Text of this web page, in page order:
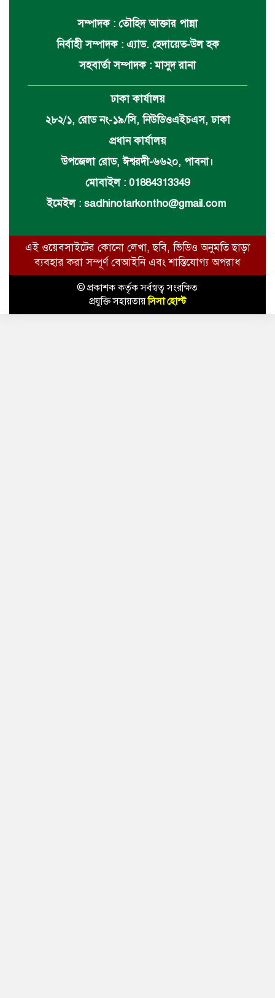
সম্পাদক : তৌহিদ আক্তার পান্না
নির্বাহী সম্পাদক : এ্যাড. হেদায়েত-উল হক
সহবার্তা সম্পাদক : মাসুদ রানা
ঢাকা কার্যালয়
২৮২/১, রোড নং-১৯/সি, নিউডিওএইচএস, ঢাকা
প্রধান কার্যালয়
উপজেলা রোড, ঈশ্বরদী-৬৬২০, পাবনা।
মোবাইল : 01884313349
ইমেইল : sadhinotarkontho@gmail.com
এই ওয়েবসাইটের কোনো লেখা, ছবি, ভিডিও অনুমতি ছাড়া
ব্যবহার করা সম্পূর্ণ বেআইনি এবং শাস্তিযোগ্য অপরাধ
© প্রকাশক কর্তৃক সর্বস্বত্ব সংরক্ষিত
প্রযুক্তি সহায়তায়সিসা হোস্ট